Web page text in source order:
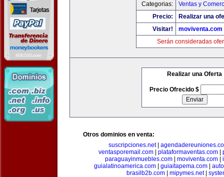
Categorias:
Ventas y
Precio:
Realizar una
Visitar!
moviventa.com
Serán consideradas
Realizar una Oferta
Precio Ofrecido $
Otros dominios en venta:
suscripciones.net|
ventasporemail.com| plataformaventas.com|
paraguayinmuebles.com| moviventa.com|
guialatinoamerica.com
guiaitapema.com
brasilb2b.com| mipymes.net|